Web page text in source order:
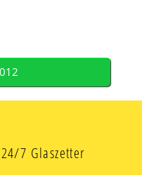
7 Glaszetter